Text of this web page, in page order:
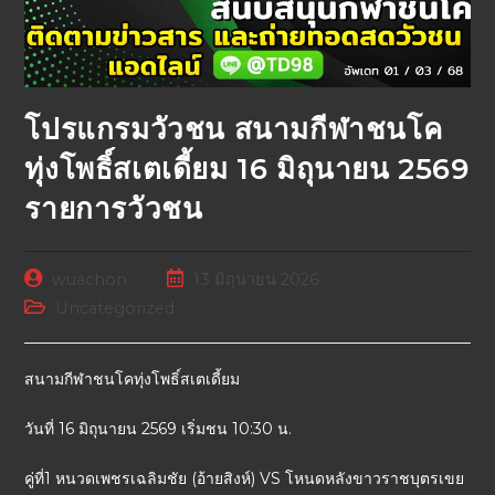
โปรแกรมวัวชน สนามกีฬาชนโค
ทุ่งโพธิ์สเตเดี้ยม 16 มิถุนายน 2569
รายการวัวชน
13 มิถุนายน 2026
Uncategorized
สนามกีฬาชนโคทุ่งโพธิ์สเตเดี้ยม
วันที่ 16 มิถุนายน 2569 เริ่มชน 10:30 น.
คู่ที่1 หนวดเพชรเฉลิมชัย (อ้ายสิงห์) VS โหนดหลังขาวราชบุตรเขย